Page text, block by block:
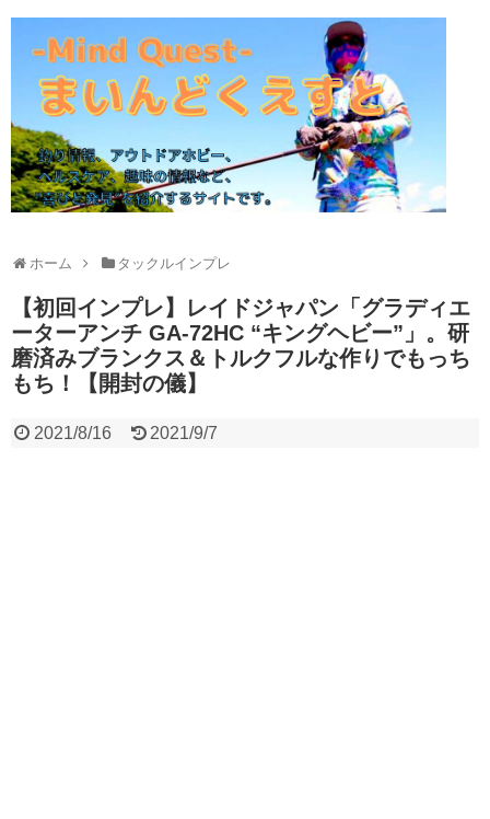
ホーム タックルインプレ
【初回インプレ】レイドジャパン「グラディエ
ーターアンチ GA-72HC “キングヘビー”」。研
磨済みブランクス＆トルクフルな作りでもっち
もち！【開封の儀】
2021/8/16 2021/9/7